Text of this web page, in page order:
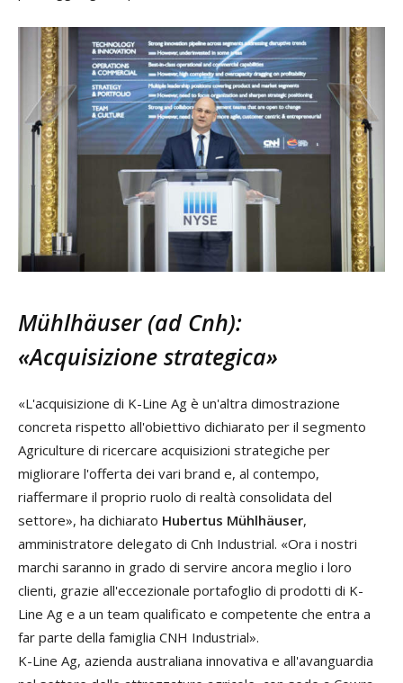
Mühlhäuser (ad Cnh):
«Acquisizione strategica»
«L'acquisizione di K-Line Ag è un'altra dimostrazione
concreta rispetto all'obiettivo dichiarato per il segmento
Agriculture di ricercare acquisizioni strategiche per
migliorare l'offerta dei vari brand e, al contempo,
riaffermare il proprio ruolo di realtà consolidata del
settore», ha dichiarato Hubertus Mühlhäuser,
amministratore delegato di Cnh Industrial. «Ora i nostri
marchi saranno in grado di servire ancora meglio i loro
clienti, grazie all'eccezionale portafoglio di prodotti di K-
Line Ag e a un team qualificato e competente che entra a
far parte della famiglia CNH Industrial».
K-Line Ag, azienda australiana innovativa e all'avanguardia